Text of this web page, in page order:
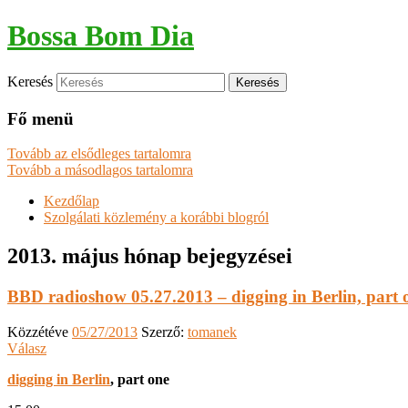
Bossa Bom Dia
Keresés
Fő menü
Tovább az elsődleges tartalomra
Tovább a másodlagos tartalomra
Kezdőlap
Szolgálati közlemény a korábbi blogról
2013. május hónap bejegyzései
BBD radioshow 05.27.2013 – digging in Berlin, part
Közzétéve 05/27/2013 Szerző: tomanek
Válasz
digging in Berlin, part one